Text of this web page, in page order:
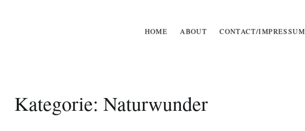
HOME ABOUT CONTACT/IMPRESSUM
Kategorie: Naturwunder